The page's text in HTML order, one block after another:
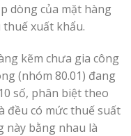
dòng của mặt hàng
thuế xuất khẩu.
kẽm chưa gia công
(nhóm 80.01) đang
số, phân biệt theo
đều có mức thuế suất
này bằng nhau là